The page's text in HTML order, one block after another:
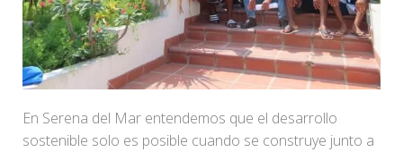
En Serena del Mar entendemos que el desarrollo
sostenible solo es posible cuando se construye junto a